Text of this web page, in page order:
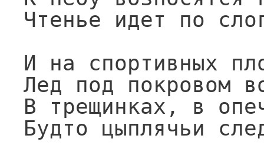
Чтенье идет по
И на спортивных
Лед под покровом
В трещинках, в
Будто цыплячьи